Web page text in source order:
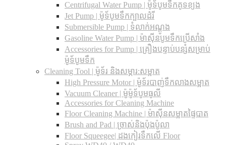
Centrifugal Water Pump | ម៉ូទ័បូមទឹកគូទខ្យង
Jet Pump | ម៉ូទ័បូមទឹកក្បាលដំរី
Submersible Pump | ទំលាក់អណ្តូង
Gasoline Water Pump | ម៉ាស៊ីនបូមទឹកប្រើសាំង
Accessories for Pump | គ្រឿងបន្ទាប់បន្សំសម្រាប់
ម៉ូទ័បូមទឹក
Cleaning Tool | ម៉ូទ័រ និងសម្ភារ:សម្អាត
High Pressure Motor | ម៉ូទ័របាញ់ទឹកលាងសម្អាត
Vacuum Cleaner | ម៉ូម៉ូទ័បូមធូលី
Accessories for Cleaning Machine
Floor Cleaning Machine | ម៉ាស៊ីនសម្អាតផ្ទៃបាត
Brush and Pad | ច្រាស់និងប៉ុងប៉ូលា
Floor Squeegee| ដងកៀរទឺកលើ Floor